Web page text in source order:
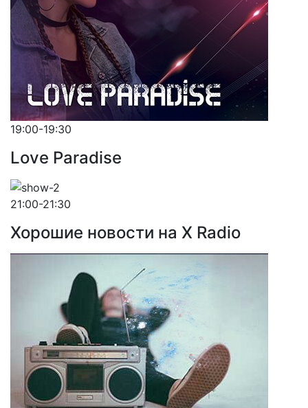
19:00-19:30
Love Paradise
21:00-21:30
Хорошие новости на X Radio